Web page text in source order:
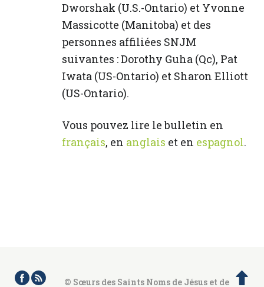
Dworshak (U.S.-Ontario) et Yvonne
Massicotte (Manitoba) et des
personnes affiliées SNJM
suivantes : Dorothy Guha (Qc), Pat
Iwata (US-Ontario) et Sharon Elliott
(US-Ontario).
Vous pouvez lire le bulletin en
français, en anglais et en espagnol.
© Sœurs des Saints Noms de Jésus et de